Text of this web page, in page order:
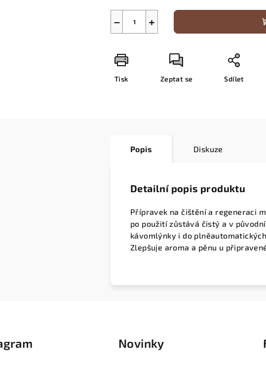
+
−
Tisk Zeptat se Sdílet
Popis Diskuze
Detailní popis produktu
Přípravek na čištění a regeneraci
po použití zůstává čistý a v
kávomlýnky i do
Zlepšuje aroma a pěnu u
Novinky